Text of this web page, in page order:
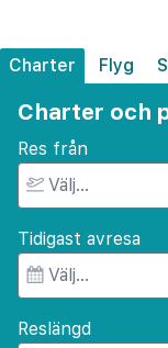
Charter Flyg
Charter och
Res från
Tidigast avresa
Reslängd